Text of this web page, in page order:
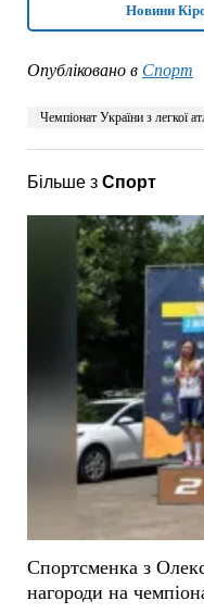
Новини
Опубліковано в Спорт
Чемпіонат України з легкої
Більше з Спорт
Спортсменка з
нагороди на